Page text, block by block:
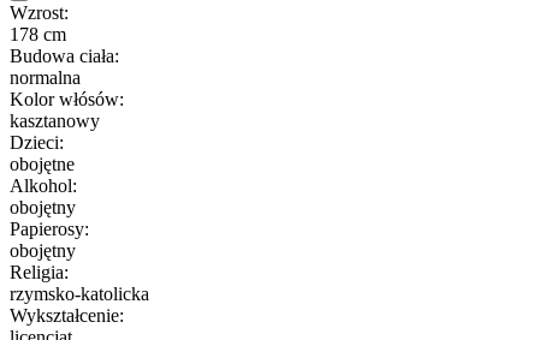
Wzrost:
178 cm
Budowa ciała:
normalna
Kolor włósów:
kasztanowy
Dzieci:
obojętne
Alkohol:
obojętny
Papierosy:
obojętny
Religia:
rzymsko-katolicka
Wykształcenie: